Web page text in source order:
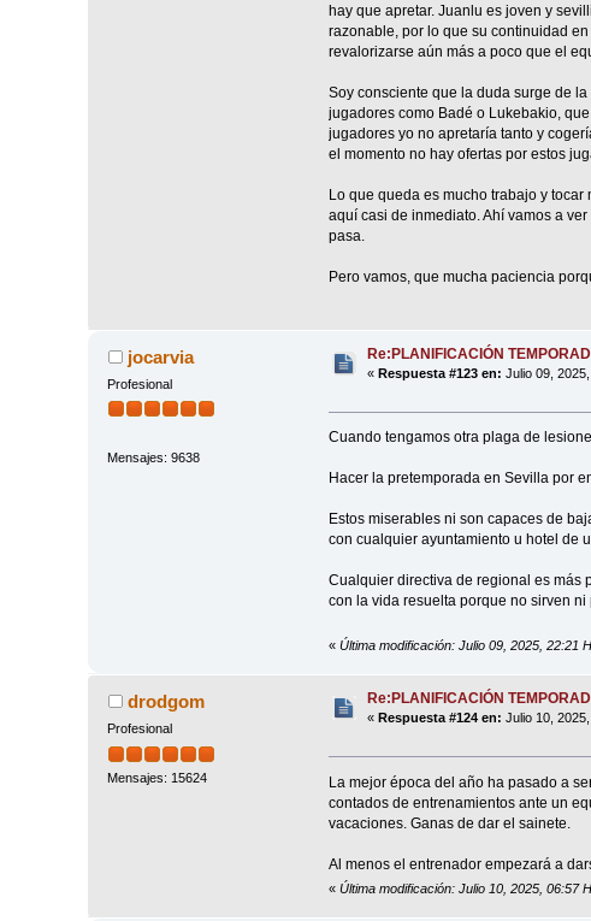
hay que apretar. Juanlu es joven y
razonable, por lo que su continuidad
revalorizarse aún más a poco que el
Soy consciente que la duda surge de
jugadores como Badé o Lukebakio,
jugadores yo no apretaría tanto y
el momento no hay ofertas por estos
Lo que queda es mucho trabajo y
aquí casi de inmediato. Ahí vamos a
pasa.
Pero vamos, que mucha paciencia
jocarvia
Profesional
Mensajes: 9638
Re:PLANIFICACIÓN
«Respuesta #123 en: Julio 09,
Cuando tengamos otra plaga de
Hacer la pretemporada en Sevilla por
Estos miserables ni son capaces de
con cualquier ayuntamiento u hotel de
Cualquier directiva de regional es más
con la vida resuelta porque no sirven
« Última modificación: Julio 09, 2025, 22:21
drodgom
Profesional
Mensajes: 15624
Re:PLANIFICACIÓN
« Respuesta #124 en: Julio 10,
La mejor época del año ha pasado a
contados de entrenamientos ante un
vacaciones. Ganas de dar el sainete.
Al menos el entrenador empezará a
« Última modificación: Julio 10, 2025, 06:57